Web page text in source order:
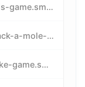
tetris-game.smartwatchmanufacturer.cn
whack-a-mole-game.smartwatchmanufacturer.cn
snake-game.smartwatchmanufacturer.cn